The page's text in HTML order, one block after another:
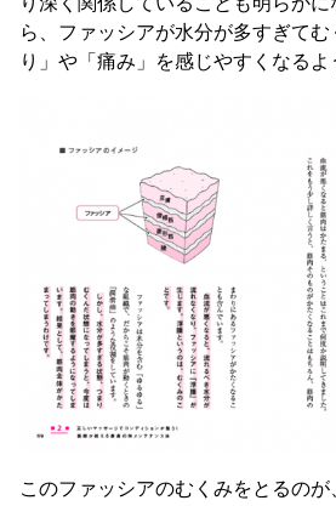
ら、ファッシアが水分が多すぎてむ
り」や「痛み」を感じやすくなるよ
このファッシアのむくみをとるの